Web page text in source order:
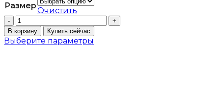
Размер
Очистить
Количество
товара
Аналог
Swarovski
В корзину Купить сейчас
Выберите параметры